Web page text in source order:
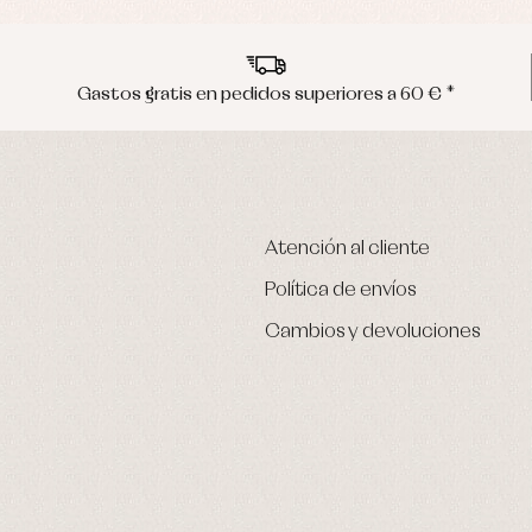
Gastos gratis en pedidos superiores a 60 € *
Atención al cliente
Política de envíos
Cambios y devoluciones